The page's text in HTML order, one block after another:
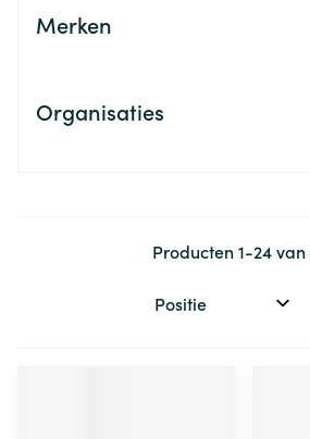
Merken
Organisaties
Producten1-24van
Sorteer op: